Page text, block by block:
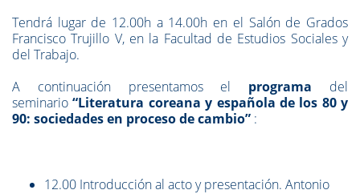
Tendrá lugar de 12.00h a 14.00h en el Salón de Grados
Francisco Trujillo V, en la Facultad de Estudios Sociales y
del Trabajo.
A continuación presentamos el programa del
seminario “Literatura coreana y española de los 80 y
90: sociedades en proceso de cambio” :
12.00 Introducción al acto y presentación. Antonio